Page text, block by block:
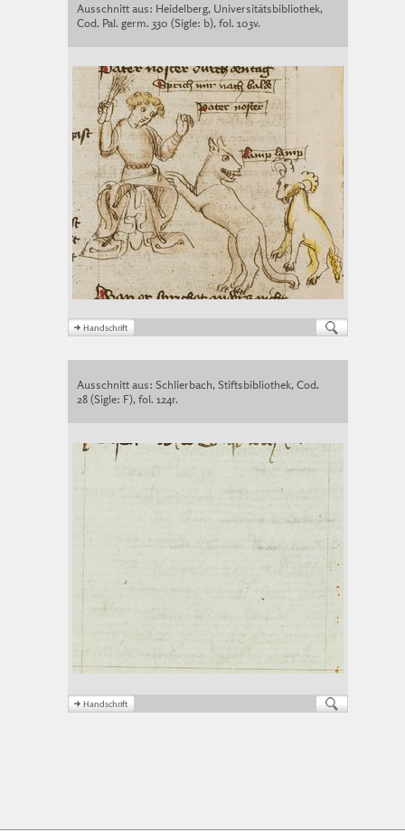
Ausschnitt aus: Heidelberg, Universitätsbibliothek,
Cod. Pal. germ. 330 (Sigle: b), fol. 103v.
Ausschnitt aus: Schlierbach, Stiftsbibliothek, Cod.
28 (Sigle: F), fol. 124r.